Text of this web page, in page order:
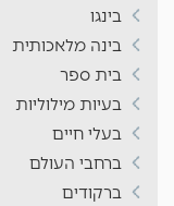
בינגו
בינה מלאכותית
בית ספר
בעיות מילוליות
בעלי חיים
ברחבי העולם
ברקודים